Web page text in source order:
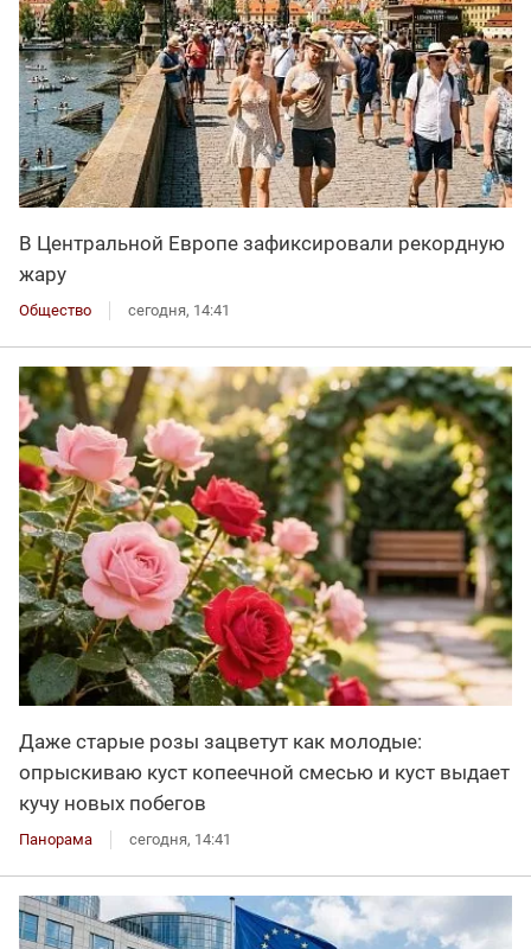
В Центральной Европе зафиксировали рекордную
жару
Общество сегодня, 14:41
Даже старые розы зацветут как молодые:
опрыскиваю куст копеечной смесью и куст выдает
кучу новых побегов
Панорама сегодня, 14:41